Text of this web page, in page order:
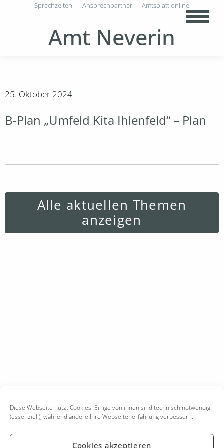
Diese Webseite nutzt Cookies. Einige von ihnen sind technisch notwendig
(essenziell), während andere Ihre Webseitenerfahrung verbessern.
Cookies akzeptieren
Amt Neverin
Sprechzeiten Ansprechpartner Amtsblatt online
25. Oktober 2024
B-Plan „Umfeld Kita Ihlenfeld“ – Plan
Alle aktuellen Themen
anzeigen